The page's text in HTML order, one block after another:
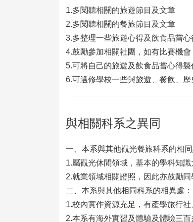
1.多閱聽相關的旅遊節目及文章
2.多閱聽相關的餐旅節目及文章
3.多整理一些旅遊心得及飲食品嘗心
4.鼓勵參加相關社團，如有比賽機會
5.可將自己的旅遊及飲食品嘗心得
6.可選修學校一些與旅遊、餐飲、
與相關科系之異同
一、本系與其他觀光餐旅科系的相
1.屬觀光休閒領域，基本的學科知識
2.就業領域相關證照，因此亦鼓勵
二、本系與其他相同科系的相異處：
1.校內實作資源充足，有產學旅行
2.本系有海外實習及體驗及體驗三